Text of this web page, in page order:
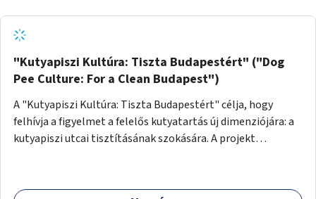
"Kutyapiszi Kultúra: Tiszta Budapestért" ("Dog
Pee Culture: For a Clean Budapest")
A "Kutyapiszi Kultúra: Tiszta Budapestért" célja, hogy
felhívja a figyelmet a felelős kutyatartás új dimenziójára: a
kutyapiszi utcai tisztításának szokására. A projekt
palack vízzel öblítsék le azt, ezzel hozzájárulva a tiszta,